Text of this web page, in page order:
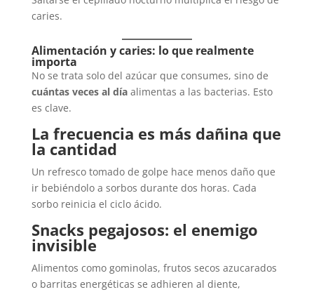
caries.
Alimentación y caries: lo que realmente
importa
No se trata solo del azúcar que consumes, sino de
cuántas veces al díaalimentas a las bacterias. Esto
es clave.
La frecuencia es más dañina que
la cantidad
Un refresco tomado de golpe hace menos daño que
ir bebiéndolo a sorbos durante dos horas. Cada
sorbo reinicia el ciclo ácido.
Snacks pegajosos: el enemigo
invisible
Alimentos como gominolas, frutos secos azucarados
o barritas energéticas se adhieren al diente,